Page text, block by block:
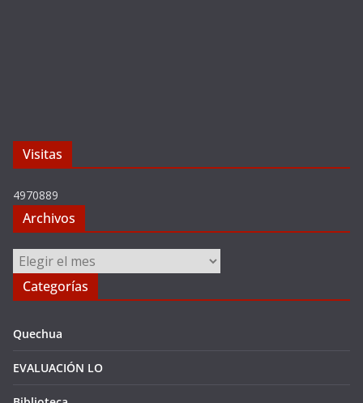
Visitas
4970889
Archivos
Archivos
Categorías
Quechua
EVALUACIÓN LO